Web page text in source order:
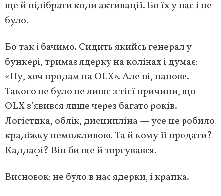
ще й підібрати коди активації. Бо їх у нас і не
було.
Бо так і бачимо. Сидить якийсь генерал у
бункері, тримає ядерку на колінах і думає:
«Ну, хоч продам на OLX». Але ні, панове.
Такого не було не лише з тієї причини, що
OLX з’явився лише через багато років.
Логістика, облік, дисципліна — усе це робило
крадіжку неможливою. Та й кому її продати?
Каддафі? Він би ще й торгувався.
Висновок: не було в нас ядерки, і крапка.